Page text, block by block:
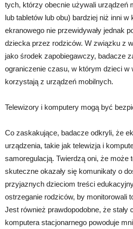
tych, którzy obecnie używali urządzeń
lub tabletów lub obu) bardziej niż inni
ekranowego nie przewidywały jednak
dziecka przez rodziców. W związku z
jako środek zapobiegawczy, badacze
ograniczenie czasu, w którym dzieci w
korzystają z urządzeń mobilnych.
Telewizory i komputery mogą być
Co zaskakujące, badacze odkryli, że
urządzenia, takie jak telewizja i
samoregulacją. Twierdzą oni, że może
skuteczne okazały się komunikaty o
przyjaznych dzieciom treści
ostrzeganie rodziców, by monitorowali
Jest również prawdopodobne, że stały
komputera stacjonarnego powoduje